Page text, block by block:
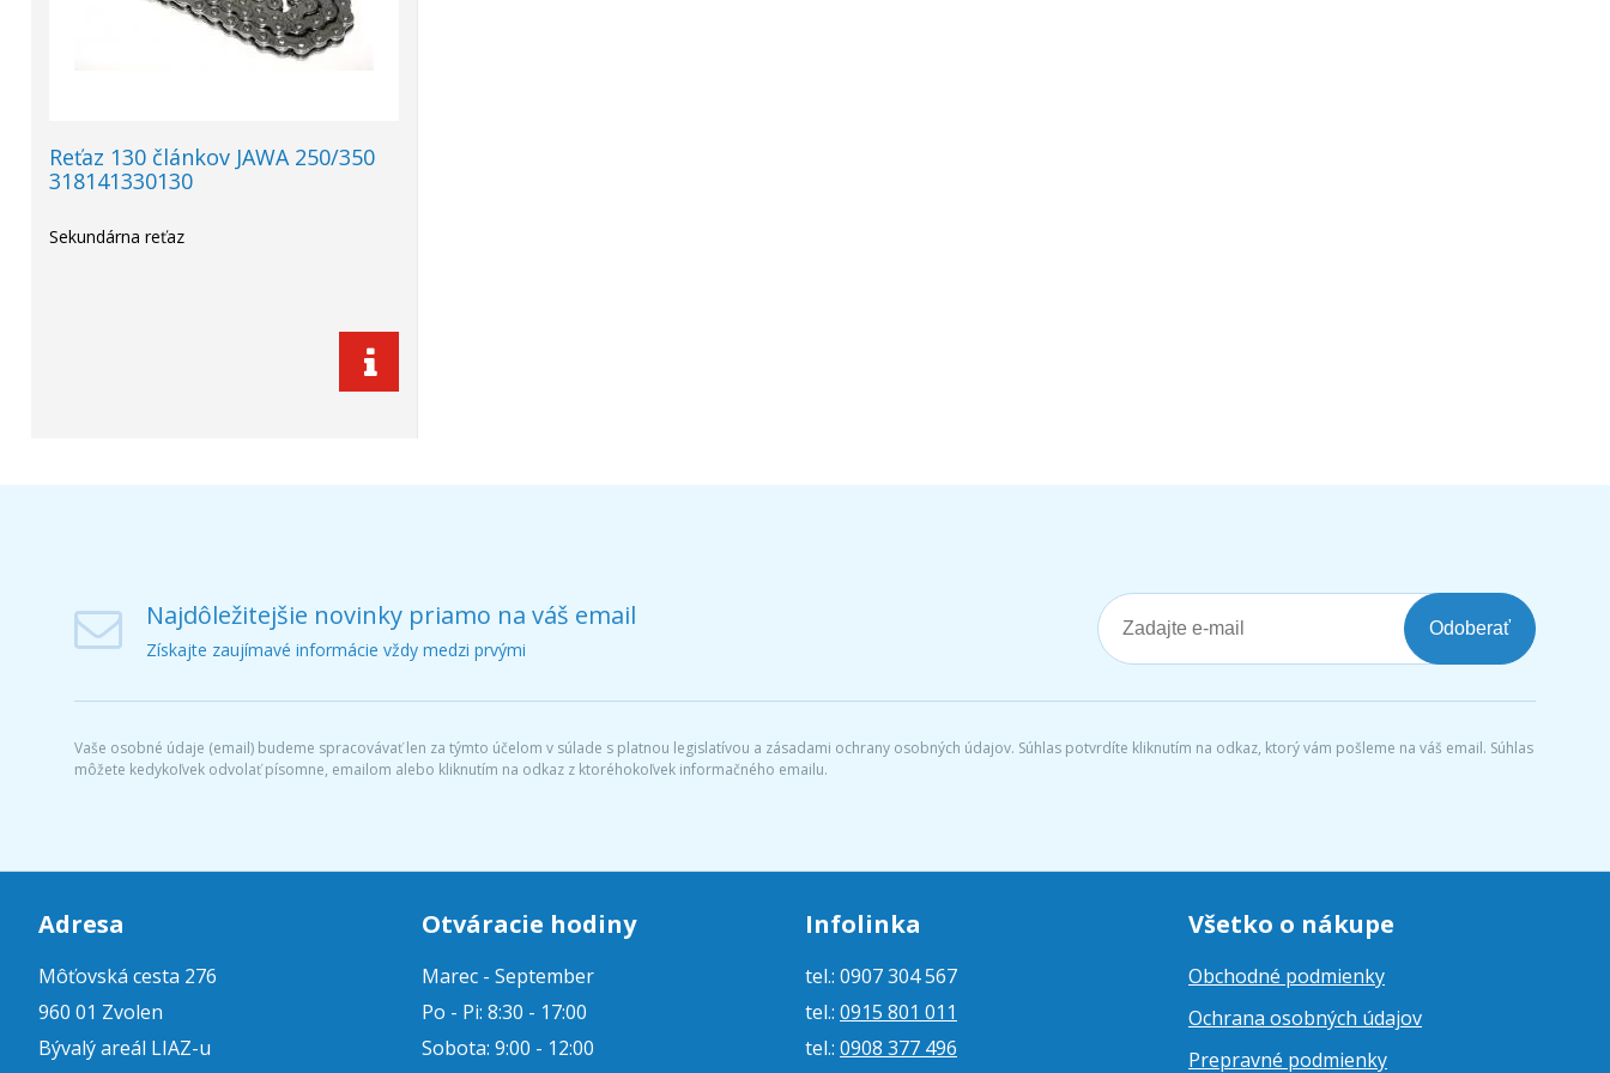
Reťaz 130 článkov JAWA 250/350
318141330130
Sekundárna reťaz
Najdôležitejšie novinky priamo na váš email
Získajte zaujímavé informácie vždy medzi prvými
Odoberať
Vaše osobné údaje (email) budeme spracovávať len za týmto účelom v súlade s platnou legislatívou a zásadami ochrany osobných údajov. Súhlas potvrdíte kliknutím na odkaz, ktorý vám pošleme na váš email. Súhlas
môžete kedykoľvek odvolať písomne, emailom alebo kliknutím na odkaz z ktoréhokoľvek informačného emailu.
Adresa
Môťovská cesta 276
960 01 Zvolen
Bývalý areál LIAZ-u
Otváracie hodiny
Marec - September
Po - Pi: 8:30 - 17:00
Sobota: 9:00 - 12:00
Infolinka
tel.: 0907 304 567
tel.: 0915 801 011
tel.: 0908 377 496
Všetko o nákupe
Obchodné podmienky
Ochrana osobných údajov
Prepravné podmienky